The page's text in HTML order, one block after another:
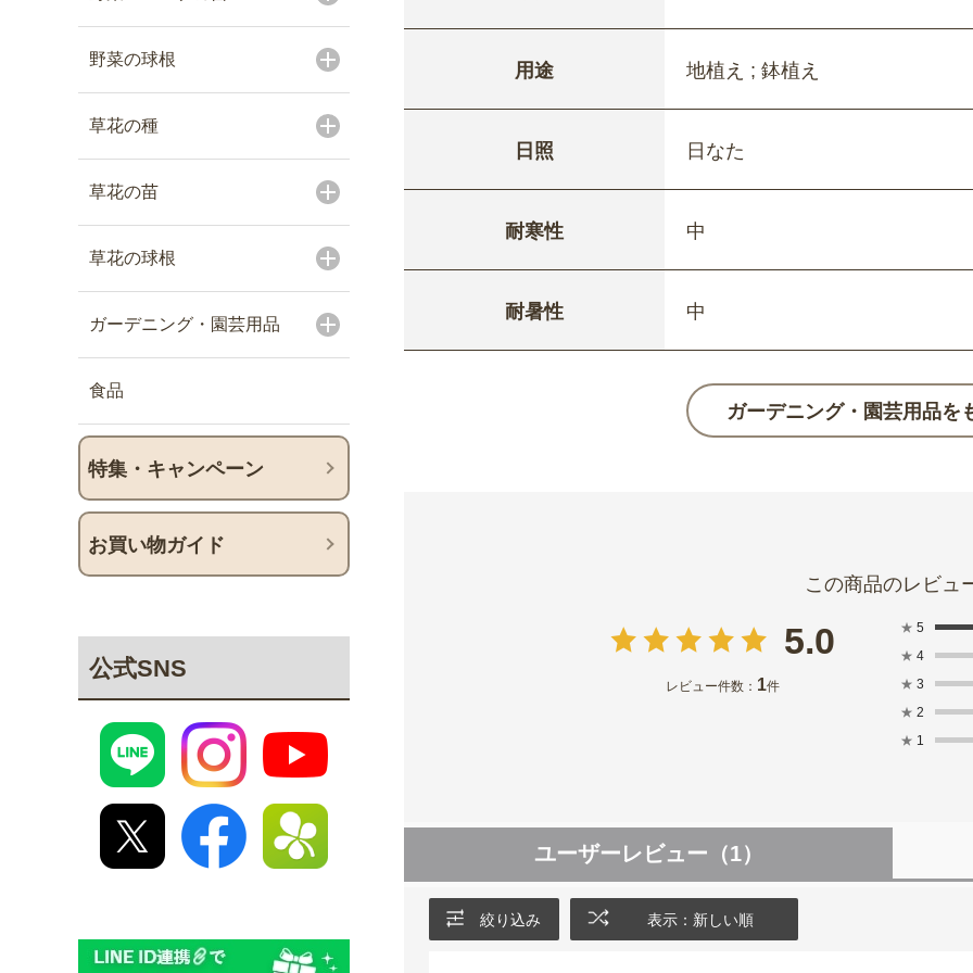
野菜の球根
草花の種
草花の苗
草花の球根
ガーデニング・園芸用品
食品
特集・キャンペーン
お買い物ガイド
公式SNS
用途 地植え ; 鉢植え
日照 日なた
耐寒性 中
耐暑性 中
ガーデニング・園芸用品を
5.0
レビュー件数： 1件
★ 5
★ 4
★ 3
★ 2
★ 1
ユーザーレビュー （1）
絞り込み 表示：新しい順